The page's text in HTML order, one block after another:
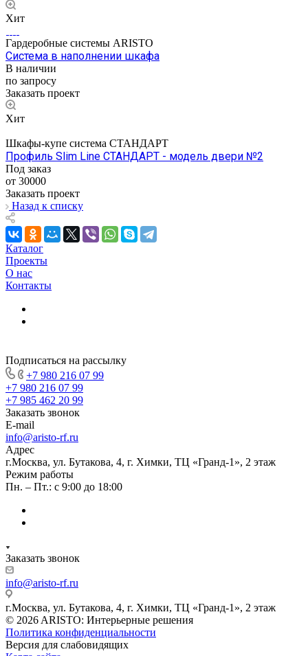
Хит
Гардеробные системы ARISTO
Система в наполнении шкафа
В наличии
по запросу
Заказать проект
Хит
Шкафы-купе система СТАНДАРТ
Профиль Slim Line СТАНДАРТ - модель двери №2
Под заказ
от 30000
Заказать проект
Назад к списку
Каталог
Проекты
О нас
Контакты
Подписаться на рассылку
+7 980 216 07 99
+7 980 216 07 99
+7 985 462 20 99
Заказать звонок
E-mail
info@aristo-rf.ru
Адрес
г.Москва, ул. Бутакова, 4, г. Химки, ТЦ «Гранд-1», 2 этаж
Режим работы
Пн. – Пт.: с 9:00 до 18:00
Заказать звонок
info@aristo-rf.ru
г.Москва, ул. Бутакова, 4, г. Химки, ТЦ «Гранд-1», 2 этаж
© 2026 ARISTO: Интерьерные решения
Политика конфиденциальности
Версия для слабовидящих